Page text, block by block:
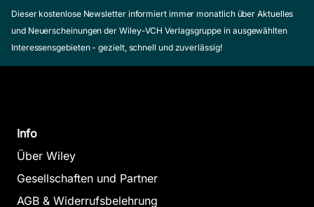
Dieser kostenlose Newsletter informiert immer monatlich über Aktuelles
und Neuerscheinungen der Wiley-VCH Verlagsgruppe in ausgewählten
Interessensgebieten - gezielt, schnell und zuverlässig!
Info
Über Wiley
Gesellschaften und Partner
AGB & Widerrufsbelehrung